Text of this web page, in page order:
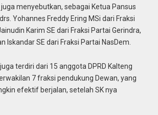
juga menyebutkan, sebagai Ketua Pansus
Yohannes Freddy Ering MSi dari Fraksi
Karim SE dari Fraksi Partai Gerindra,
Iskandar SE dari Fraksi Partai NasDem.
terdiri dari 15 anggota DPRD Kalteng
7 fraksi pendukung Dewan, yang
efektif berjalan, setelah SK nya